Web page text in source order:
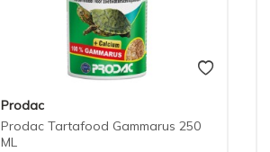
Prodac
Prodac Tartafood Gammarus 250
ML